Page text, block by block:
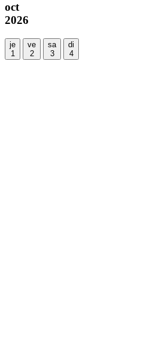
oct
2026
je
1
ve
2
sa
3
di
4